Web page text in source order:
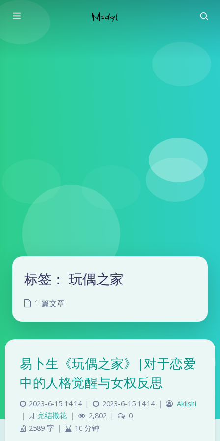
标签： 玩偶之家
1 篇文章
易卜生《玩偶之家》|对于恋爱
中的人格觉醒与女权反思
2023-6-15 14:14 | 2023-6-15 14:14 |
Akiishi
|
完结撒花 | 2,802 |
0
2589 字 | 10 分钟